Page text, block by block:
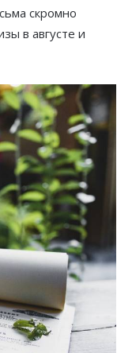
скромно
в августе и